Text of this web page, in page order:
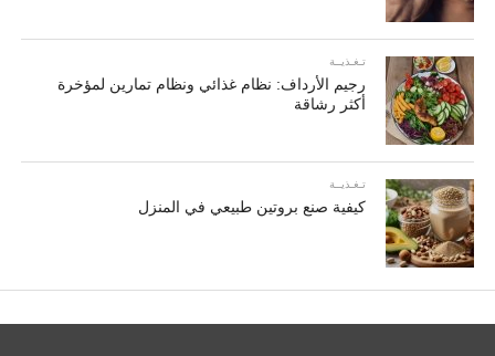
تـغـذيــة
رجيم الأرداف: نظام غذائي ونظام تمارين لمؤخرة
أكثر رشاقة
تـغـذيــة
كيفية صنع بروتين طبيعي في المنزل